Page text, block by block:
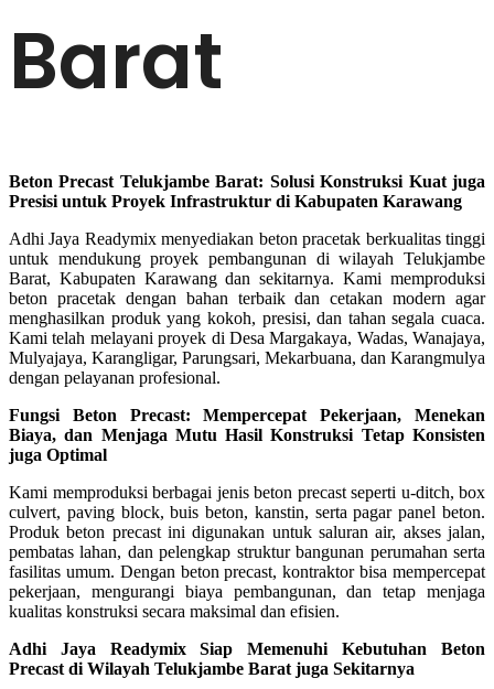
Barat
Beton Precast Telukjambe Barat: Solusi Konstruksi Kuat juga
Presisi untuk Proyek Infrastruktur di Kabupaten Karawang
Adhi Jaya Readymix menyediakan beton pracetak berkualitas tinggi
untuk mendukung proyek pembangunan di wilayah Telukjambe
Barat, Kabupaten Karawang dan sekitarnya. Kami memproduksi
beton pracetak dengan bahan terbaik dan cetakan modern agar
menghasilkan produk yang kokoh, presisi, dan tahan segala cuaca.
Kami telah melayani proyek di Desa Margakaya, Wadas, Wanajaya,
Mulyajaya, Karangligar, Parungsari, Mekarbuana, dan Karangmulya
dengan pelayanan profesional.
Fungsi Beton Precast: Mempercepat Pekerjaan, Menekan
Biaya, dan Menjaga Mutu Hasil Konstruksi Tetap Konsisten
juga Optimal
Kami memproduksi berbagai jenis beton precast seperti u-ditch, box
culvert, paving block, buis beton, kanstin, serta pagar panel beton.
Produk beton precast ini digunakan untuk saluran air, akses jalan,
pembatas lahan, dan pelengkap struktur bangunan perumahan serta
fasilitas umum. Dengan beton precast, kontraktor bisa mempercepat
pekerjaan, mengurangi biaya pembangunan, dan tetap menjaga
kualitas konstruksi secara maksimal dan efisien.
Adhi Jaya Readymix Siap Memenuhi Kebutuhan Beton
Precast di Wilayah Telukjambe Barat juga Sekitarnya